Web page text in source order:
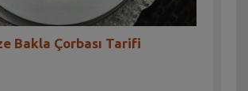
Bakla Çorbası Tarifi